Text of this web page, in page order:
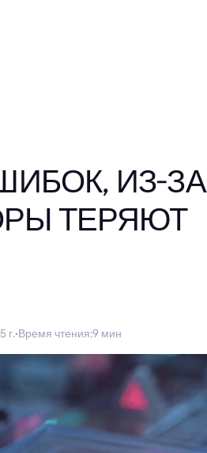
ИЗ-ЗА
ТЕРЯЮТ
г.·Время чтения:9 мин